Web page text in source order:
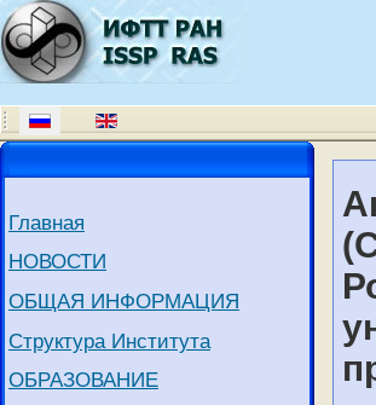
Главная
НОВОСТИ
ОБЩАЯ ИНФОРМАЦИЯ
Структура Института
ОБРАЗОВАНИЕ